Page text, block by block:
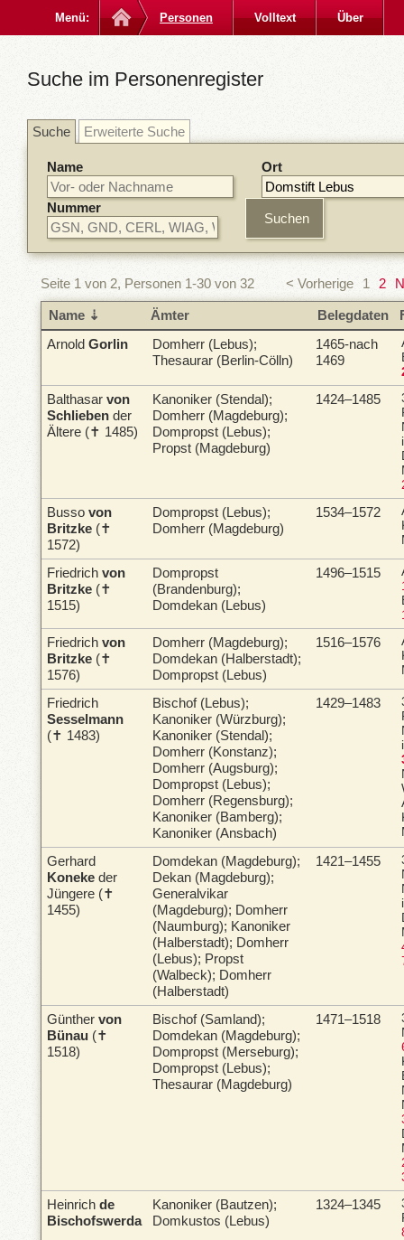
Menü: Personen Volltext Über
Suche im Personenregister
Suche Erweiterte Suche
Name Ort
Nummer
Seite 1 von 2, Personen 1-30 von 32 < Vorherige 1 2
Name Ämter Belegdaten
Arnold Gorlin
Domherr (Lebus);
Thesaurar (Berlin-Cölln)
1465-nach
1469
Balthasar von
Schlieben der
Ältere (✝ 1485)
Kanoniker (Stendal);
Domherr (Magdeburg);
Dompropst (Lebus);
Propst (Magdeburg)
1424–1485
Busso von
Britzke (✝
1572)
Dompropst (Lebus);
Domherr (Magdeburg)
1534–1572
Friedrich von
Britzke (✝
1515)
Dompropst
(Brandenburg);
Domdekan (Lebus)
1496–1515
Friedrich von
Britzke (✝
1576)
Domherr (Magdeburg);
Domdekan (Halberstadt);
Dompropst (Lebus)
1516–1576
Friedrich
Sesselmann
(✝ 1483)
Bischof (Lebus);
Kanoniker (Würzburg);
Kanoniker (Stendal);
Domherr (Konstanz);
Domherr (Augsburg);
Dompropst (Lebus);
Domherr (Regensburg);
Kanoniker (Bamberg);
Kanoniker (Ansbach)
1429–1483
Gerhard
Koneke der
Jüngere (✝
1455)
Domdekan (Magdeburg);
Dekan (Magdeburg);
Generalvikar
(Magdeburg); Domherr
(Naumburg); Kanoniker
(Halberstadt); Domherr
(Lebus); Propst
(Walbeck); Domherr
(Halberstadt)
1421–1455
Günther von
Bünau (✝
1518)
Bischof (Samland);
Domdekan (Magdeburg);
Dompropst (Merseburg);
Dompropst (Lebus);
Thesaurar (Magdeburg)
1471–1518
Heinrich de
Bischofswerda
Kanoniker (Bautzen);
Domkustos (Lebus)
1324–1345